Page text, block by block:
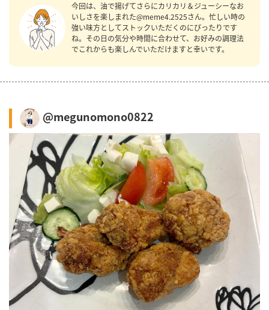
今回は、油で揚げてさらにカリカリ＆ジューシーなお
いしさを楽しまれた@meme4.2525さん。忙しい時の
強い味方としてストックいただくのにぴったりです
ね。その日の気分や時間に合わせて、お好みの調理法
でこれからも楽しんでいただけますと幸いです。
@megunomono0822